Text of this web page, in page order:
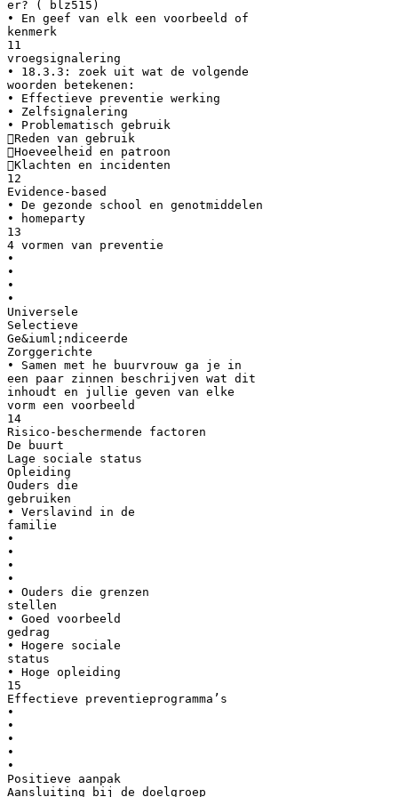
er? ( blz515)
• En geef van elk een voorbeeld of
kenmerk
11
vroegsignalering
• 18.3.3: zoek uit wat de volgende
woorden betekenen:
• Effectieve preventie werking
• Zelfsignalering
• Problematisch gebruik
Reden van gebruik
Hoeveelheid en patroon
Klachten en incidenten
12
Evidence-based
• De gezonde school en genotmiddelen
• homeparty
13
4 vormen van preventie
•
•
•
•
Universele
Selectieve
Ge&iuml;ndiceerde
Zorggerichte
• Samen met he buurvrouw ga je in
een paar zinnen beschrijven wat dit
inhoudt en jullie geven van elke
vorm een voorbeeld
14
Risico-beschermende factoren
De buurt
Lage sociale status
Opleiding
Ouders die
gebruiken
• Verslavind in de
familie
•
•
•
•
• Ouders die grenzen
stellen
• Goed voorbeeld
gedrag
• Hogere sociale
status
• Hoge opleiding
15
Effectieve preventieprogramma’s
•
•
•
•
•
Positieve aanpak
Aansluiting bij de doelgroep